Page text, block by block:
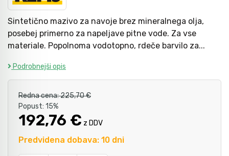
Sintetično mazivo za navoje brez mineralnega olja,
posebej primerno za napeljave pitne vode. Za vse
materiale. Popolnoma vodotopno, rdeče barvilo za...
Podrobnejši opis
Predvidena dobava: 10 dni
Redna cena:225,70 €
Popust: 15%
192,76 € z DDV
Kladiva
Točkala, dleta, luknjači in pile
Vzvodi in primeži
Škarje, noži in žage
Mazanje